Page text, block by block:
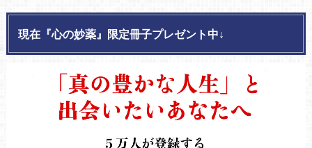
現在『心の妙薬』限定冊子プレゼント中↓